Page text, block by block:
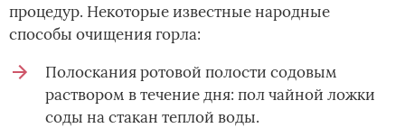
процедур. Некоторые известные народные
способы очищения горла:
Полоскания ротовой полости содовым
раствором в течение дня: пол чайной ложки
соды на стакан теплой воды.